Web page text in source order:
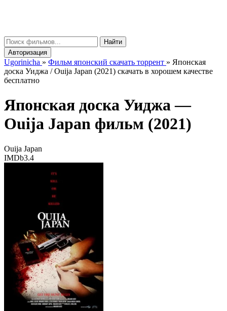
Найти
Авторизация
Ugorinicha » Фильм японский скачать торрент » Японская
доска Уиджа / Ouija Japan (2021) скачать в хорошем качестве
бесплатно
Японская доска Уиджа —
Ouija Japan фильм (2021)
Ouija Japan
IMDb3.4